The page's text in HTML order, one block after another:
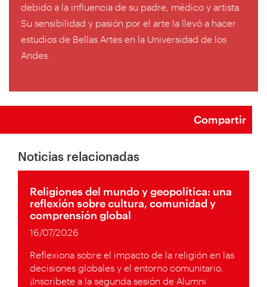
debido a la influencia de su padre, médico y artista.
Su sensibilidad y pasión por el arte la llevó a hacer
estudios de Bellas Artes en la Universidad de los
Andes.
Compartir
Noticias relacionadas
Religiones del mundo y geopolítica: una
reflexión sobre cultura, comunidad y
comprensión global
16/07/2026
Reflexiona sobre el impacto de la religión en las
decisiones globales y el entorno comunitario.
¡Inscríbete a la segunda sesión de Alumni